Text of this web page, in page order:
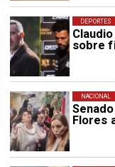
sobre
DEPORTES
Flores
NACIONAL